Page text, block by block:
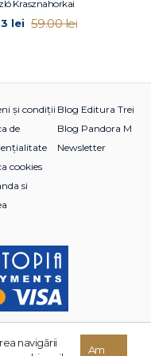
Krasznahorkai
lei 59.00 lei
și condiții
de
cookies
si
Blog Editura Trei
Blog Pandora M
Newsletter
drepturile rezervate.
navigării
Am